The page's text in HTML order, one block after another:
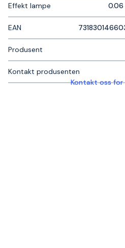
Effekt lampe 0.06
EAN
Produsent
Kontakt produsenten
Kontakt oss for